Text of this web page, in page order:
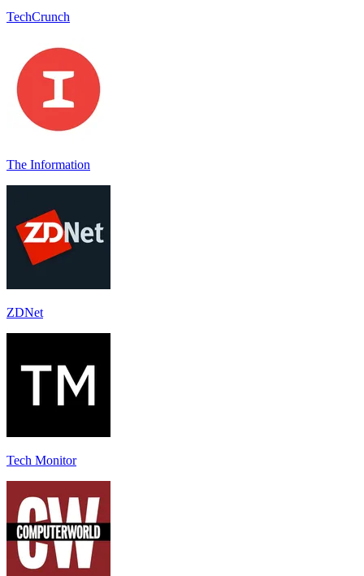
TechCrunch
The Information
ZDNet
Tech Monitor